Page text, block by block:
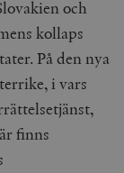
och
kollaps
På den nya
i vars
finns
Leverantör
Inc.
timbro.se